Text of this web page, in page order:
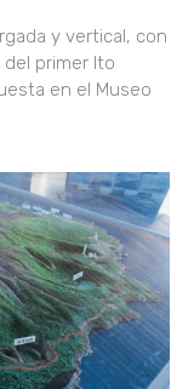
y vertical, con
primer Ito
en el Museo